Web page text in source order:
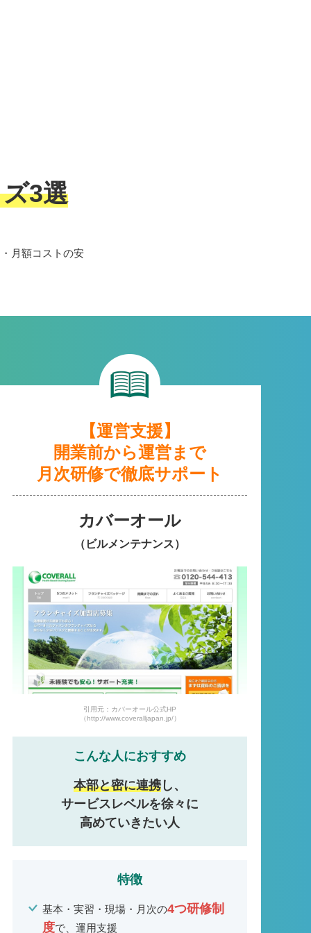
3選
月額コストの安
【運営支援】
開業前から運営まで
月次研修で徹底サポート
カバーオール
（ビルメンテナンス）
引用元：カバーオール公式HP
（http://www.coveralljapan.jp/）
こんな人におすすめ
本部と密に連携 し、
サービスレベルを徐々に
高めていきたい人
特徴
基本・実習・現場・月次の4つ研修制
度で、運用支援